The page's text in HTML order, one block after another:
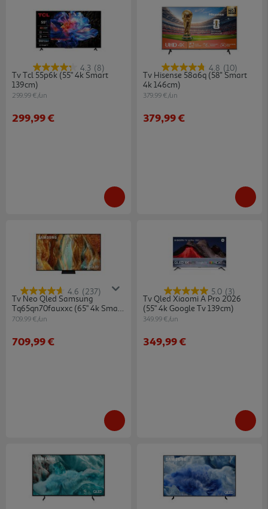
4.3 (8)
Tv Tcl 55p6k (55" 4k Smart
139cm)
299.99 €/un
299,99 €
4.8 (10)
Tv Hisense 58a6q (58'' Smart
4k 146cm)
379.99 €/un
379,99 €
4.6 (237)
Tv Neo Qled Samsung
Tq65qn70fauxxc (65" 4k Smart
Tv Ai)
709.99 €/un
709,99 €
5.0 (3)
Tv Qled Xiaomi A Pro 2026
(55" 4k Google Tv 139cm)
349.99 €/un
349,99 €